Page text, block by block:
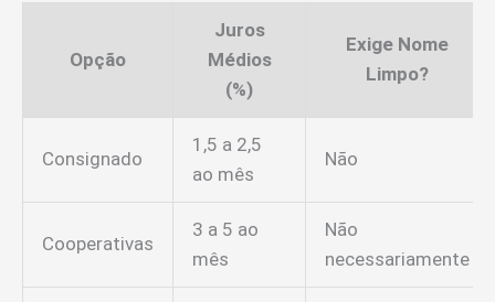
Opção
Juros
Médios
(%)
Exige Nome
Limpo?
Consignado
1,5 a 2,5
ao mês
Não
Cooperativas
3 a 5 ao
mês
Não
necessariamente